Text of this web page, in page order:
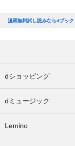
漫画無料試し読みならdブック
dショッピング
dミュージック
Lemino